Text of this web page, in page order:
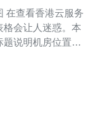
格会让人迷惑。本
说明机房位置与
服务。掌握这些